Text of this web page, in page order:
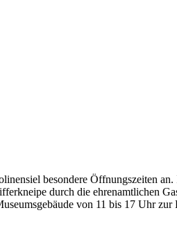
besondere Öffnungszeiten
durch die ehrenamtlichen
von 11 bis 17 Uhr